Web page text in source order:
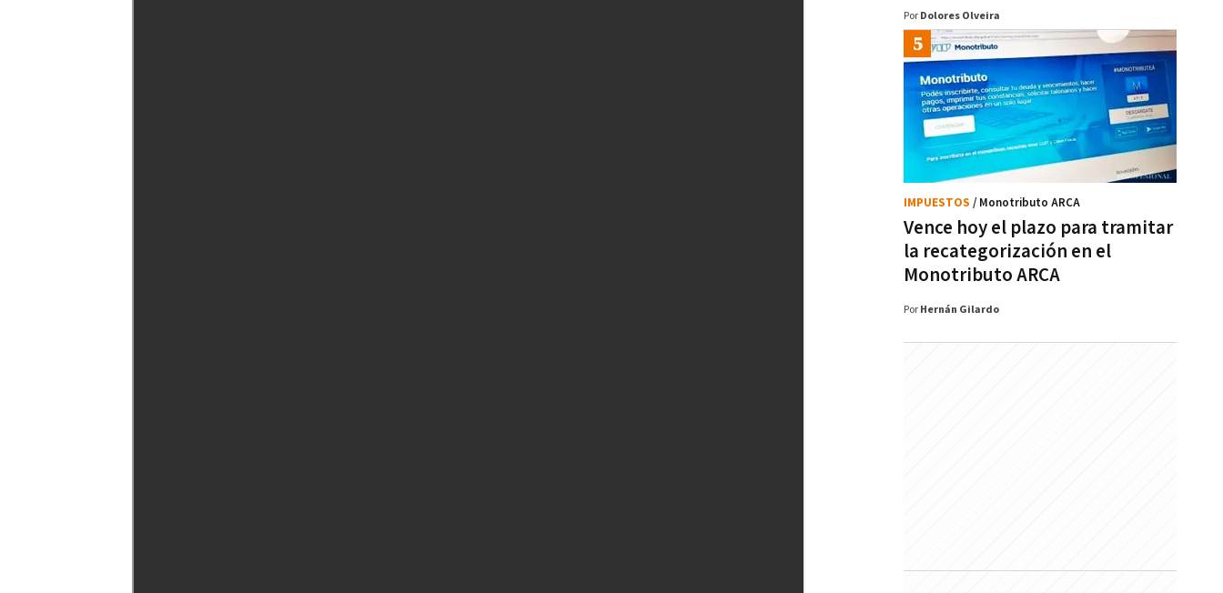
Por Dolores Olveira
Vence hoy el plazo para tramitar
la recategorización en el
Monotributo ARCA
IMPUESTOS / Monotributo ARCA
Por Hernán Gilardo